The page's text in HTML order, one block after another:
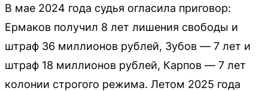
В мае 2024 года судья огласила приговор:
Ермаков получил 8 лет лишения свободы и
штраф 36 миллионов рублей, Зубов — 7 лет и
штраф 18 миллионов рублей, Карпов — 7 лет
колонии строгого режима. Летом 2025 года